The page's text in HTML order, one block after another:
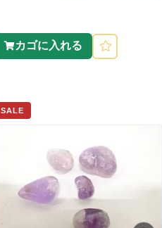
カゴに入れる
SALE